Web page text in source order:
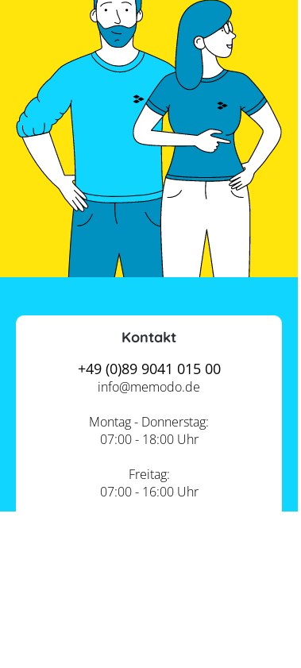
Kontakt
+49 (0)89 9041 015 00
info@memodo.de
Montag - Donnerstag:
07:00 - 18:00 Uhr
Freitag:
07:00 - 16:00 Uhr